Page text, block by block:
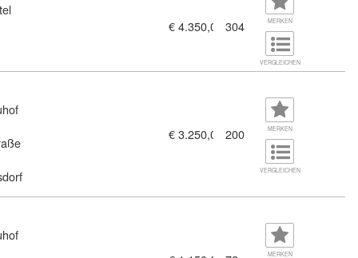
die Befähigungsprüfung (Modul 1A: Bautechnologie)
€ 4.350,00 304 MERKEN
VERGLEICHEN
-Modul 1 - Statik und Baukonstruktion (A) (10568390)
€ 3.250,00 200 MERKEN
VERGLEICHEN
MERKEN